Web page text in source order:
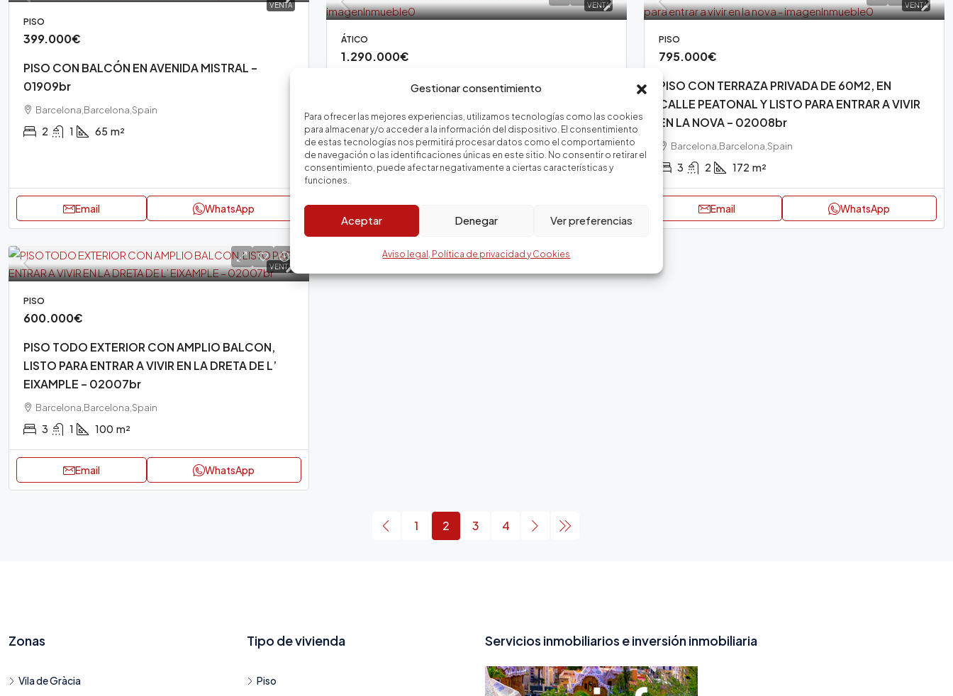
Gestionar consentimiento
Para ofrecer las mejores experiencias, utilizamos tecnologías como las cookies
para almacenar y/o acceder a la información del dispositivo. El consentimiento
de estas tecnologías nos permitirá procesar datos como el comportamiento
de navegación o las identificaciones únicas en este sitio. No consentir o retirar el
consentimiento, puede afectar negativamente a ciertas características y
funciones.
Aceptar Denegar Ver preferencias
Aviso legal, Política de privacidad y Cookies
VENTA
PISO
399.000€
PISO CON BALCÓN EN AVENIDA MISTRAL –
01909br
Barcelona,Barcelona,Spain
2 1 65 m²
Email WhatsApp
VENTA
ÁTICO
1.290.000€
ESPECTACULAR ÁTICO IBICENCO EN CALLE
Barcelona,Barcelona,Spain
3 2 160 m²
Email
VENTA
PISO
795.000€
PISO CON TERRAZA PRIVADA DE 60M2, EN
CALLE PEATONAL Y LISTO PARA ENTRAR A VIVIR
EN LA NOVA – 02008br
Barcelona,Barcelona,Spain
3 2 172 m²
Email WhatsApp
VENTA
PISO
600.000€
PISO TODO EXTERIOR CON AMPLIO BALCON,
LISTO PARA ENTRAR A VIVIR EN LA DRETA DE L’
EIXAMPLE – 02007br
Barcelona,Barcelona,Spain
3 1 100 m²
Email WhatsApp
1 2 3 4
Zonas
Vila de Gràcia
Tipo de vivienda
Piso
Servicios inmobiliarios e inversión inmobiliaria